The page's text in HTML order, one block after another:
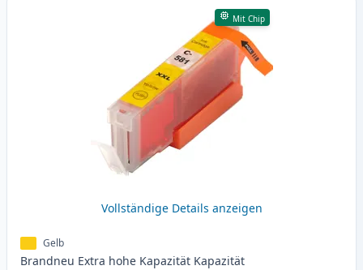
Mit Chip
Vollständige Details anzeigen
Gelb
Brandneu Extra hohe Kapazität Kapazität